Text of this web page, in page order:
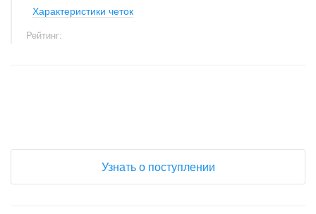
Характеристики четок
Рейтинг:
Узнать о поступлении